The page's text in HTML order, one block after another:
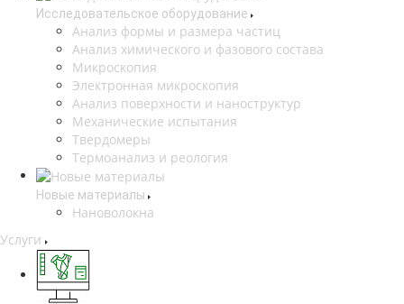
Исследовательское оборудование
Анализ формы и размера частиц
Анализ химического и фазового состава
Микроскопия
Электронная микроскопия
Анализ поверхности и наноструктур
Механические испытания
Твердомеры
Термоанализ и реология
Новые материалы
Нановолокна
Услуги